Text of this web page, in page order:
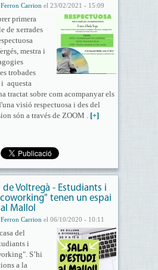
Ferron Carrion el 23/02/2021 - 15:09
primera
de xerrades
mestra i
trobades
i aquesta
tractat sobre com acompanyar els
visió respectuosa i des del
són a través de ZOOM . [+]
Voltregà - Estudiants i
tenen un espai
Mallol
Ferron Carrion el 06/10/2020 - 10:11
del
i
S’hi
a la